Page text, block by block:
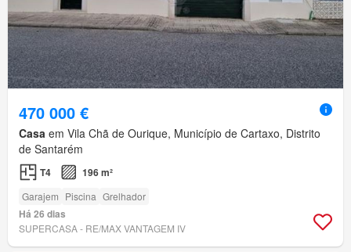
470 000 €
Casa em Vila Chã de Ourique, Município de Cartaxo, Distrito
de Santarém
T4 196 m²
Garajem Piscina Grelhador
Há 26 dias
SUPERCASA - RE/MAX VANTAGEM IV